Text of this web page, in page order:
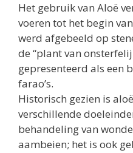
Het gebruik van Aloë
voeren tot het begin
werd afgebeeld op
de “plant van
gepresenteerd als een
farao’s.
Historisch gezien is
verschillende
behandeling van
aambeien; het is ook